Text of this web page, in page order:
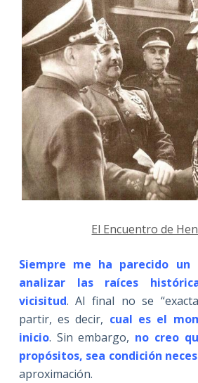
El Encuentro de
Siempre me ha parecido
analizar las raíces
vicisitud. Al final no se
partir, es decir, cual es el
inicio. Sin embargo, no creo
propósitos, sea condición
aproximación.